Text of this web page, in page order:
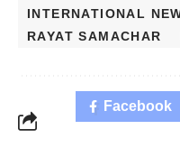
INTERNATIONAL
RAYAT SAMACHAR
Facebook